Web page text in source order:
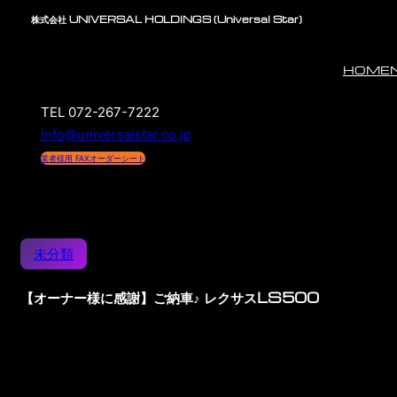
株式会社 UNIVERSAL HOLDINGS (Universal Star)
HOME
TEL 072-267-7222
info@universalstar.co.jp
業者様用 FAXオーダーシート
未分類
【オーナー様に感謝】ご納車♪ レクサスLS500